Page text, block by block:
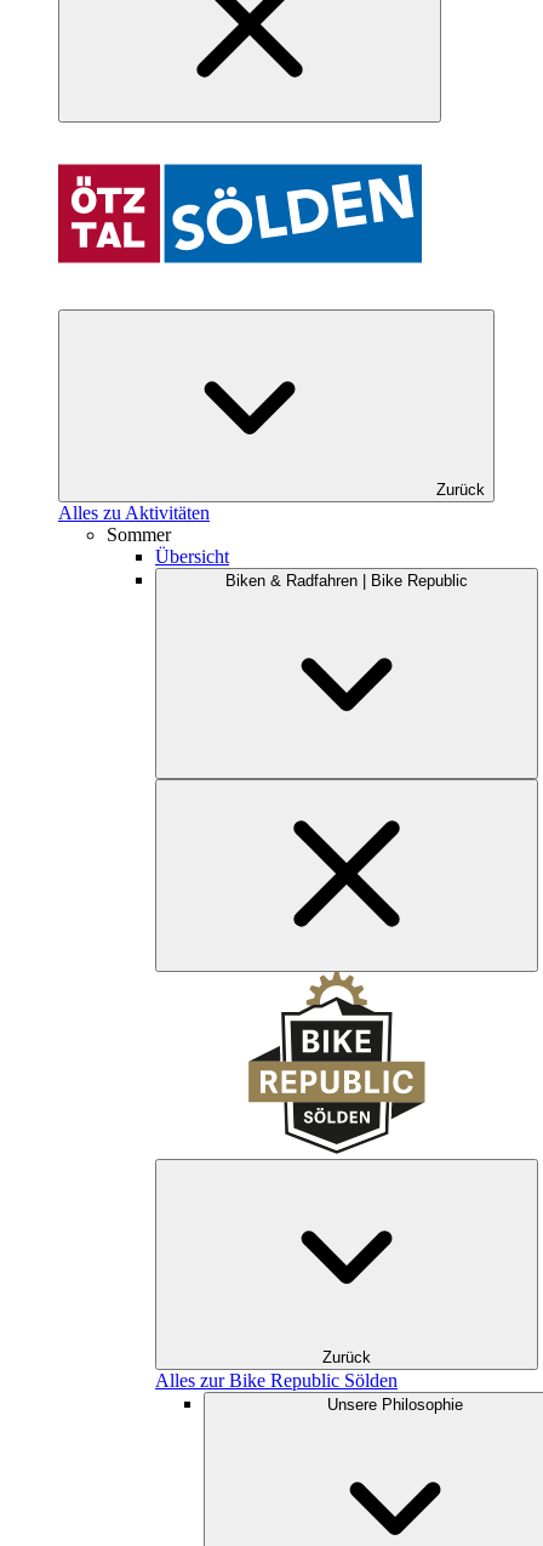
Zurück
Alles zu Aktivitäten
Sommer
Übersicht
Biken & Radfahren | Bike Republic
Zurück
Alles zur Bike Republic Sölden
Unsere Philosophie